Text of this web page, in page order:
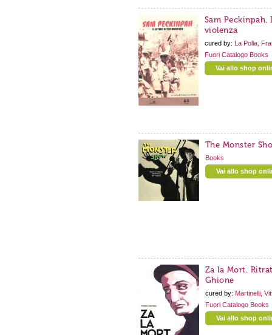
Sam
violenza
cured by: La Polla,
Fuori Catalogo Books
Vai allo shop
The Monster
Books
Vai allo shop
Za la Mort.
Ghione
cured by: Martinelli,
Fuori Catalogo Books
Vai allo shop